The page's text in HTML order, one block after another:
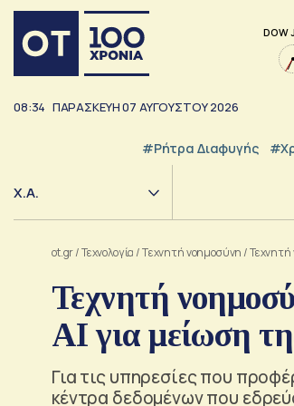
DOW
08:34 ΠΑΡΑΣΚΕΥΗ07 ΑΥΓΟΥΣΤΟΥ2026
#ρήτρα Διαφυγής
Χ.Α.
ot.gr/Τεχνολογία /Tεχνητή νοημοσύνη /Τεχνητή
Τεχνητή
ΑΙ για μείωση
Για τις υπηρεσίες που
κέντρα δεδομένων που